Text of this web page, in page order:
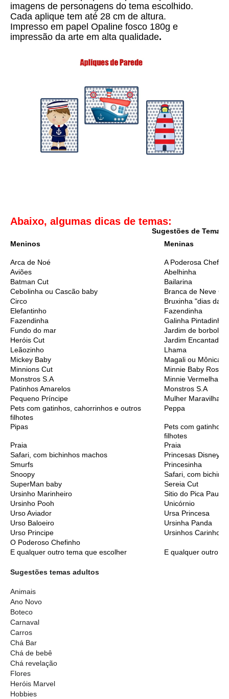
imagens de personagens do tema escolhido.
Cada aplique tem até 28 cm de altura.
Impresso em papel Opaline fosco 180g e
impressão da arte em alta qualidade.
Abaixo, algumas dicas de temas:
Sugestões de Temas
Meninos
Meninas
Arca de Noé
A Poderosa
Aviões
Abelhinha
Batman Cut
Bailarina
Cebolinha ou Cascão baby
Branca de Neve Cut
Circo
Bruxinha "dias das
Elefantinho
Fazendinha
Fazendinha
Galinha Pintadinha
Fundo do mar
Jardim de
Heróis Cut
Jardim Encantado
Leãozinho
Lhama
Mickey Baby
Magali ou Mônica
Minnions Cut
Minnie Baby Rosa
Monstros S.A
Minnie Vermelha
Patinhos Amarelos
Monstros S.A
Pequeno Príncipe
Mulher Maravilha
Pets com gatinhos, cahorrinhos e outros
filhotes
Peppa
Pipas
Pets com
filhotes
Praia
Praia
Safari, com bichinhos machos
Princesas Disney
Smurfs
Princesinha
Snoopy
Safari, com
SuperMan baby
Sereia Cut
Ursinho Marinheiro
Sitio do Pica Pau
Ursinho Pooh
Unicórnio
Urso Aviador
Ursa Princesa
Urso Baloeiro
Ursinha Panda
Urso Principe
Ursinhos
O Poderoso Chefinho
E qualquer outro tema que escolher
E qualquer outro
Sugestões temas adultos
Animais
Ano Novo
Boteco
Carnaval
Carros
Chá Bar
Chá de bebê
Chá revelação
Flores
Heróis Marvel
Hobbies